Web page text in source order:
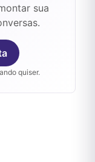
sua
quiser.